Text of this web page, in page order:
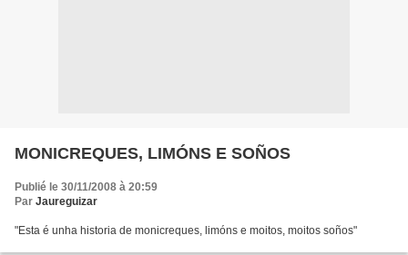
MONICREQUES, LIMÓNS E SOÑOS
Publié le 30/11/2008 à 20:59
Par Jaureguizar
"Esta é unha historia de monicreques, limóns e moitos, moitos soños"